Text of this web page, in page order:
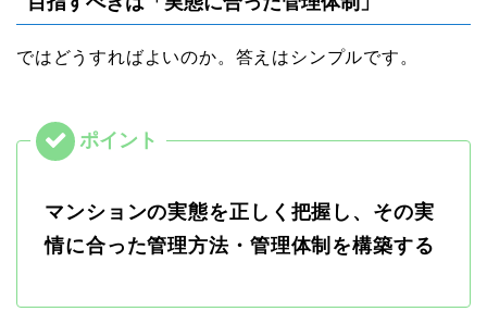
ではどうすればよいのか。答えはシンプルです。
マンションの実態を正しく把握し、その実
情に合った管理方法・管理体制を構築する